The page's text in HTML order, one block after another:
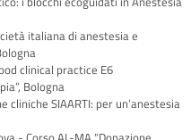
italiana di anestesia e
clinical practice E6
Bologna
cliniche SIAARTI: per un’anestesia